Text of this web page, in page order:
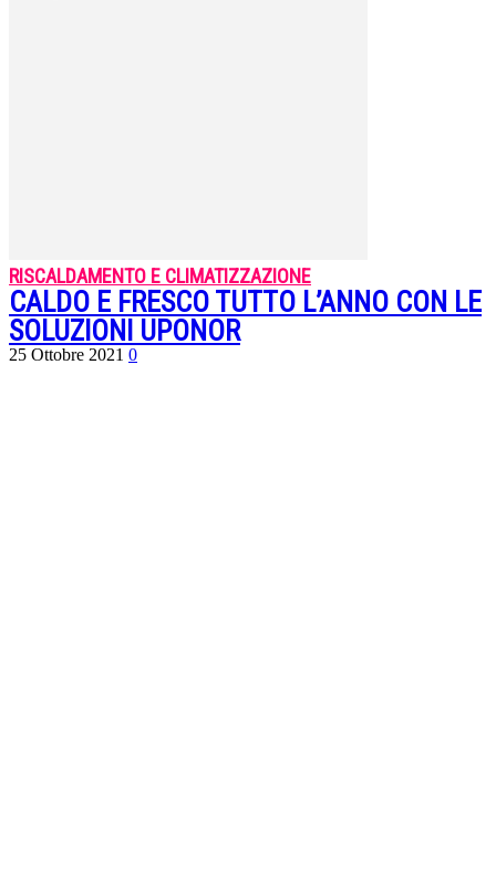
RISCALDAMENTO E CLIMATIZZAZIONE
CALDO E FRESCO TUTTO L’ANNO CON LE
SOLUZIONI UPONOR
25 Ottobre 2021 0